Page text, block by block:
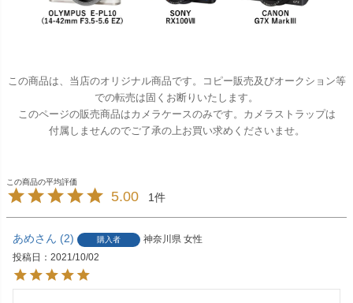
この商品は、当店のオリジナル商品です。コピー販売及びオークション等
での転売は固くお断りいたします。
このページの販売商品はカメラケースのみです。カメラストラップは
付属しませんのでご了承の上お買い求めくださいませ。
5.00 1
あめ 2 購入者 神奈川県 女性
投稿日
2021/10/02